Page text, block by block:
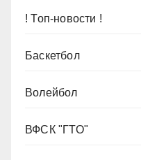
! Топ-новости !
Баскетбол
Волейбол
ВФСК "ГТО"